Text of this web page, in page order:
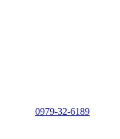
0979-32-6189